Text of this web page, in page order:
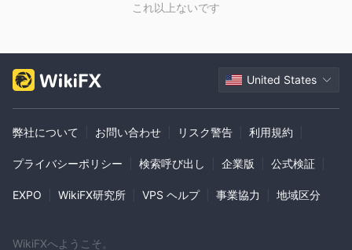
これ以上ないです
United States
弊社について お問い合わせ リスク警告 利用規約
プライバシーポリシー 検索呼び出し 企業版 公式検証
EXPO WikiFX研究所 VPS ヘルプ 事業協力 地域区分
WikiFXへようこそ。